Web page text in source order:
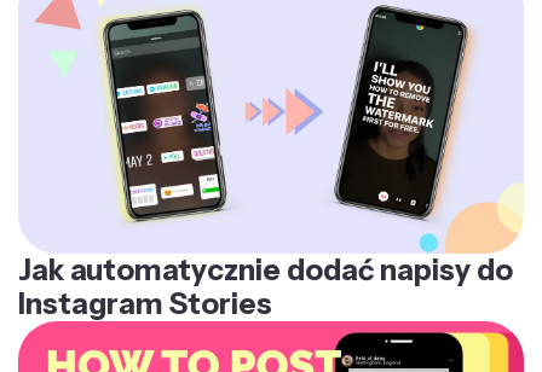
Instagramie z kluczowych momentów pomaga Ci
w promocji krzyżowej i budowaniu szumu wokół
nowych przesyłek, kierując użytkowników
Instagrama na Twój kanał YouTube'a.
Jak automatycznie dodać napisy do
Instagram Stories